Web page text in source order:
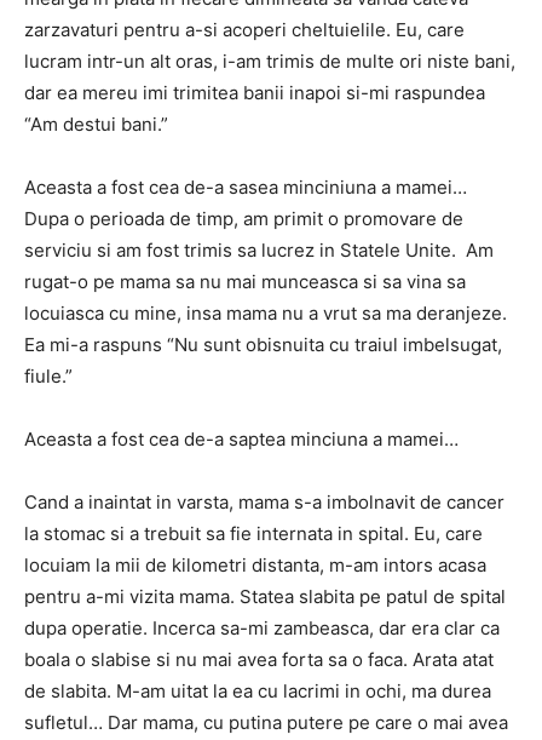
zarzavaturi pentru a-si acoperi cheltuielile. Eu, care
lucram intr-un alt oras, i-am trimis de multe ori niste bani,
dar ea mereu imi trimitea banii inapoi si-mi raspundea
“Am destui bani.”
Aceasta a fost cea de-a sasea minciniuna a mamei…
Dupa o perioada de timp, am primit o promovare de
serviciu si am fost trimis sa lucrez in Statele Unite. Am
rugat-o pe mama sa nu mai munceasca si sa vina sa
locuiasca cu mine, insa mama nu a vrut sa ma deranjeze.
Ea mi-a raspuns “Nu sunt obisnuita cu traiul imbelsugat,
fiule.”
Aceasta a fost cea de-a saptea minciuna a mamei…
Cand a inaintat in varsta, mama s-a imbolnavit de cancer
la stomac si a trebuit sa fie internata in spital. Eu, care
locuiam la mii de kilometri distanta, m-am intors acasa
pentru a-mi vizita mama. Statea slabita pe patul de spital
dupa operatie. Incerca sa-mi zambeasca, dar era clar ca
boala o slabise si nu mai avea forta sa o faca. Arata atat
de slabita. M-am uitat la ea cu lacrimi in ochi, ma durea
sufletul… Dar mama, cu putina putere pe care o mai avea